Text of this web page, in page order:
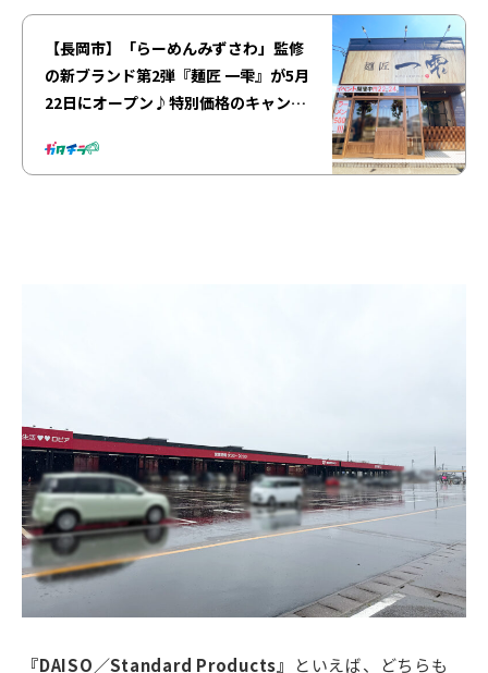
【長岡市】「らーめんみずさわ」監修
の新ブランド第2弾『麺匠 一雫』が5月
22日にオープン♪特別価格のキャンペ
『DAISO／Standard Products』 といえば、どちらも